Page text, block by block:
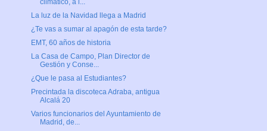
climático, a l...
La luz de la Navidad llega a Madrid
¿Te vas a sumar al apagón de esta tarde?
EMT, 60 años de historia
La Casa de Campo, Plan Director de
Gestión y Conse...
¿Que le pasa al Estudiantes?
Precintada la discoteca Adraba, antigua
Alcalá 20
Varios funcionarios del Ayuntamiento de
Madrid, de...